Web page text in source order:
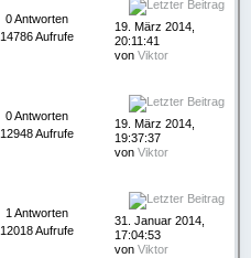
0 Antworten
14786 Aufrufe
19. März 2014,
20:11:41
von Viktor
0 Antworten
12948 Aufrufe
19. März 2014,
19:37:37
von Viktor
1 Antworten
12018 Aufrufe
31. Januar 2014,
17:04:53
von Viktor